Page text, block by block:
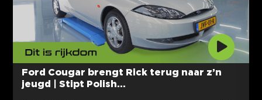
Ford Cougar brengt Rick terug naar z’n
jeugd | Stipt Polish...